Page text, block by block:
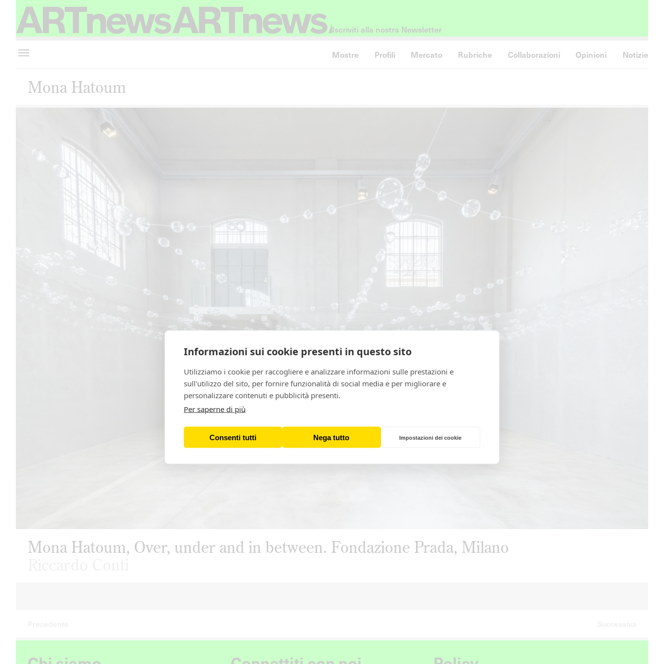
Iscriviti alla nostra Newsletter
Mostre Profili Mercato Rubriche Collaborazioni Opinioni Notizie
Mona Hatoum
Mona Hatoum, Over, under and in between. Fondazione Prada, Milano
Informazioni sui cookie presenti in questo sito
Utilizziamo i cookie per raccogliere e analizzare informazioni sulle prestazioni e
sull'utilizzo del sito, per fornire funzionalità di social media e per migliorare e
personalizzare contenuti e pubblicità presenti.
Per saperne di più
Consenti tutti Nega tutto Impostazioni dei cookie